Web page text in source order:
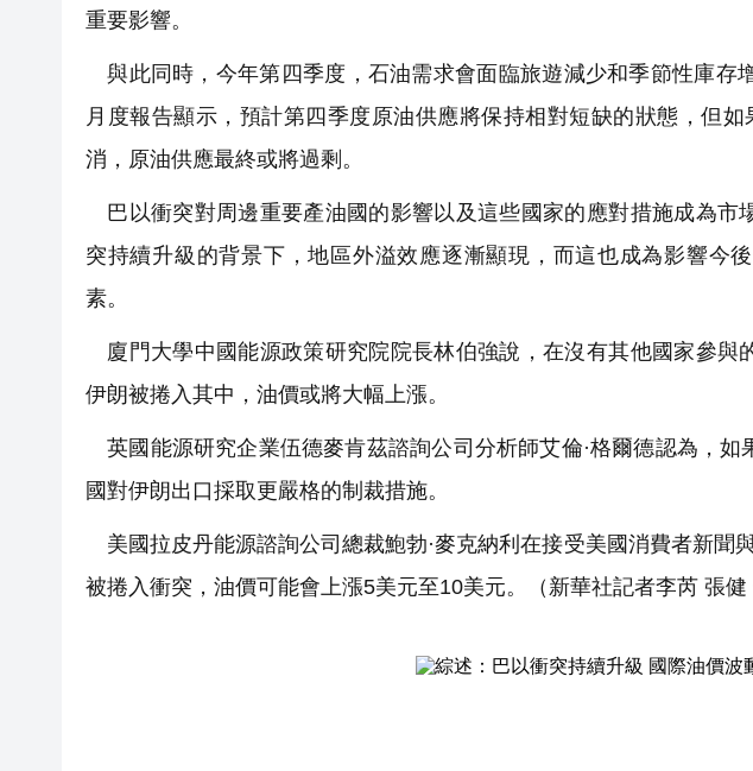
重要影響。
與此同時，今年第四季度，石油需求會面臨旅遊減少和季節性庫存
月度報告顯示，預計第四季度原油供應將保持相對短缺的狀態，但
消，原油供應最終或將過剩。
巴以衝突對周邊重要產油國的影響以及這些國家的應對措施成為市
突持續升級的背景下，地區外溢效應逐漸顯現，而這也成為影響今
素。
廈門大學中國能源政策研究院院長林伯強說，在沒有其他國家參與
伊朗被捲入其中，油價或將大幅上漲。
英國能源研究企業伍德麥肯茲諮詢公司分析師艾倫·格爾德認為，如
國對伊朗出口採取更嚴格的制裁措施。
美國拉皮丹能源諮詢公司總裁鮑勃·麥克納利在接受美國消費者新聞
被捲入衝突，油價可能會上漲5美元至10美元。（新華社記者李芮 張健